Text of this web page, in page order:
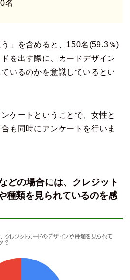
名
」を含めると、150名(59.3％)
を出す際に、カードデザイン
いるのかを意識しているとい
ケートということで、女性と
も同時にアンケートを行いま
どの場合には、クレジット
種類を見られているのを感